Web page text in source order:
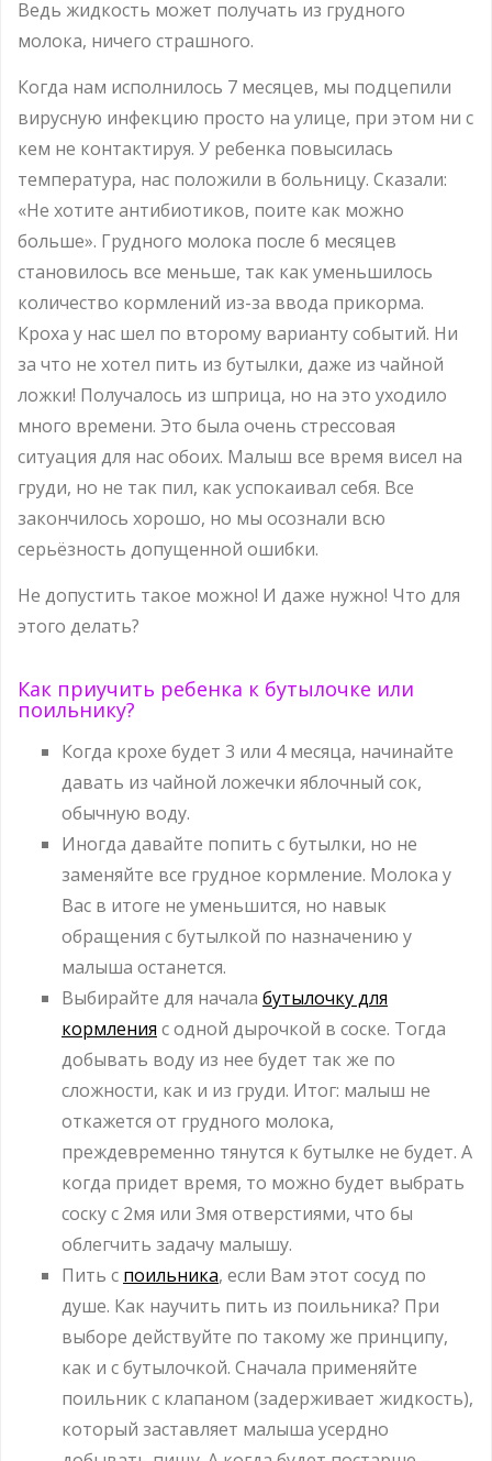
Ведь жидкость может получать из грудного
молока, ничего страшного.
Когда нам исполнилось 7 месяцев, мы подцепили
вирусную инфекцию просто на улице, при этом ни с
кем не контактируя. У ребенка повысилась
температура, нас положили в больницу. Сказали:
«Не хотите антибиотиков, поите как можно
больше». Грудного молока после 6 месяцев
становилось все меньше, так как уменьшилось
количество кормлений из-за ввода прикорма.
Кроха у нас шел по второму варианту событий. Ни
за что не хотел пить из бутылки, даже из чайной
ложки! Получалось из шприца, но на это уходило
много времени. Это была очень стрессовая
ситуация для нас обоих. Малыш все время висел на
груди, но не так пил, как успокаивал себя. Все
закончилось хорошо, но мы осознали всю
серьёзность допущенной ошибки.
Не допустить такое можно! И даже нужно! Что для
этого делать?
Как приучить ребенка к бутылочке или
поильнику?
Когда крохе будет 3 или 4 месяца, начинайте
давать из чайной ложечки яблочный сок,
обычную воду.
Иногда давайте попить с бутылки, но не
заменяйте все грудное кормление. Молока у
Вас в итоге не уменьшится, но навык
обращения с бутылкой по назначению у
малыша останется.
Выбирайте для начала бутылочку для
кормления с одной дырочкой в соске. Тогда
добывать воду из нее будет так же по
сложности, как и из груди. Итог: малыш не
откажется от грудного молока,
преждевременно тянутся к бутылке не будет. А
когда придет время, то можно будет выбрать
соску с 2мя или 3мя отверстиями, что бы
облегчить задачу малышу.
Пить с поильника, если Вам этот сосуд по
душе. Как научить пить из поильника? При
выборе действуйте по такому же принципу,
как и с бутылочкой. Сначала применяйте
поильник с клапаном (задерживает жидкость),
который заставляет малыша усердно